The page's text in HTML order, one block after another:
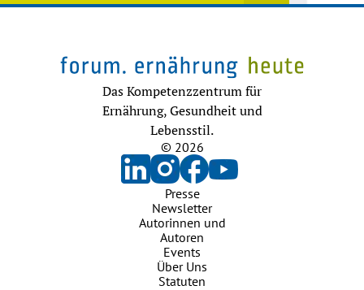
Das Kompetenzzentrum für
Ernährung, Gesundheit und
Lebensstil.
© 2026
Presse
Newsletter
Autorinnen und
Autoren
Events
Über Uns
Statuten